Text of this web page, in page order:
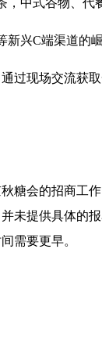
兴C端渠道的
过现场交流获
糖会的招商工
未提供具体的
需要更早。